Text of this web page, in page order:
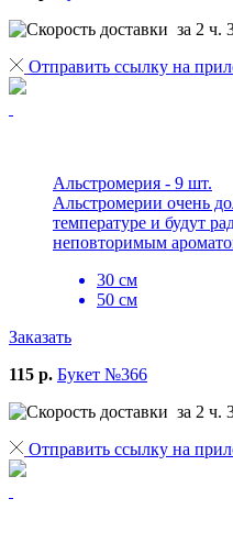
за 2 ч.
Отправить ссылку на
Альстромерия - 9 шт.
Альстромерии очень
температуре и будут
неповторимым
30 см
50 см
Заказать
115 р. Букет №366
за 2 ч.
Отправить ссылку на